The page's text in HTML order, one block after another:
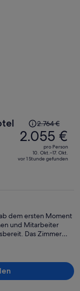
Der
Preis
betrug
2.764 €,
jetzt
Person
2.764 €
2.055 €
pro Person
10. Okt.–17. Okt.
vor 1 Stunde gefunden
dem ersten Moment
und Mitarbeiter
Das Zimmer
haben uns
sehr lecker und
problemlos (bei
oder den
ist auch absolut sicher.